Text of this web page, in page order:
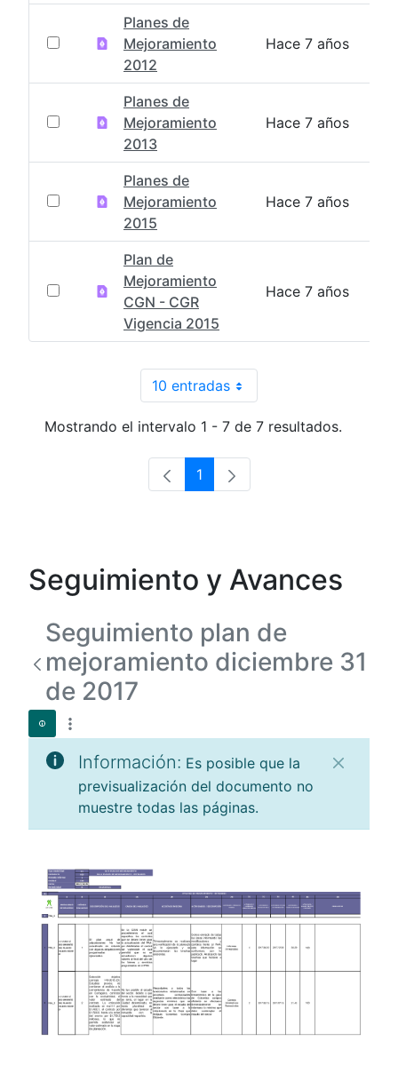
Planes de
Mejoramiento
2012
Hace 7 años
Planes de
Mejoramiento
2013
Hace 7 años
Planes de
Mejoramiento
2015
Hace 7 años
Plan de
Mejoramiento
CGN - CGR
Vigencia 2015
Hace 7 años
10 entradasPor página
Mostrando el intervalo 1 - 7 de 7 resultados.
Página
1
Seguimiento y Avances
Seguimiento plan de
mejoramiento diciembre 31
de 2017
Información: Es posible que la
previsualización del documento no
muestre todas las páginas.